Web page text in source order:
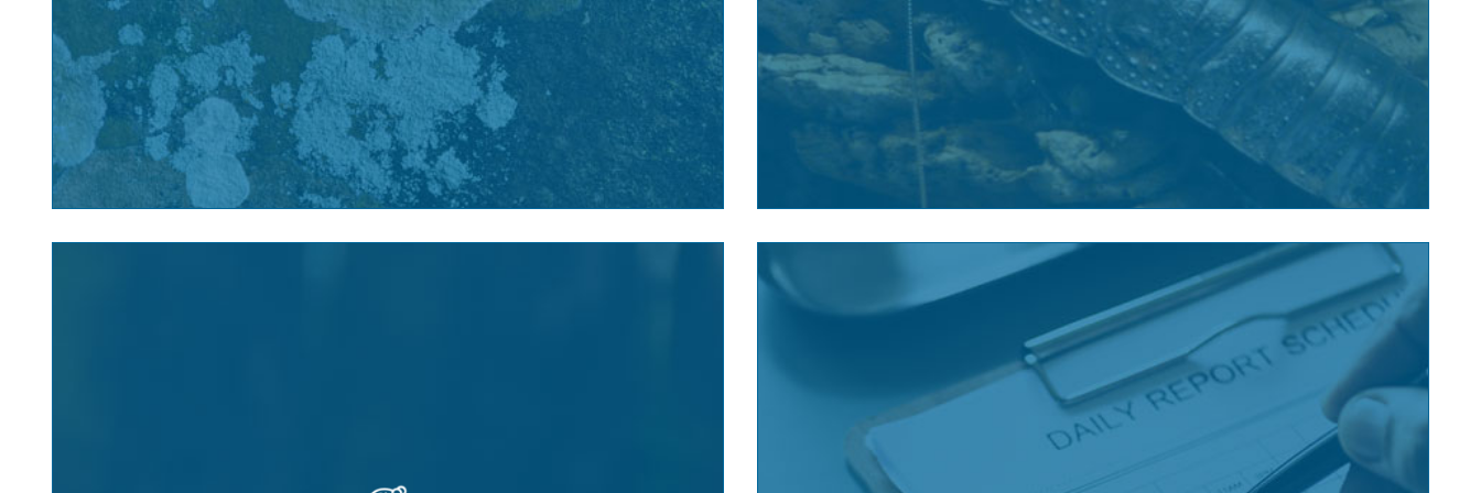
Rus domácí:
Dosahuje velikosti od 11-15 mm. Je výborný běžec. Živí se různými
odpadky, ožírá dokonce i
papír, kůže apod.
O podmínkách uvádění biocidních přípravku a účinných látek na trh
Koncepce HACCP